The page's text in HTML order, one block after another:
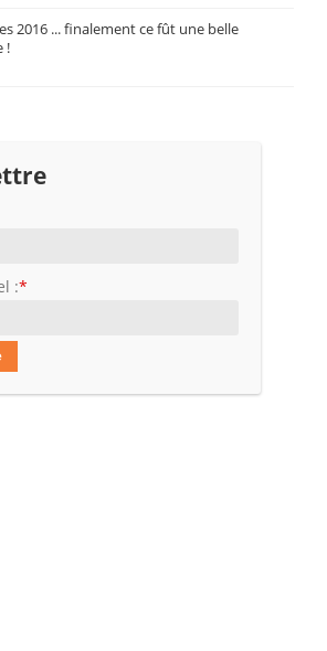
2016 ... finalement ce fût une belle
!
:*